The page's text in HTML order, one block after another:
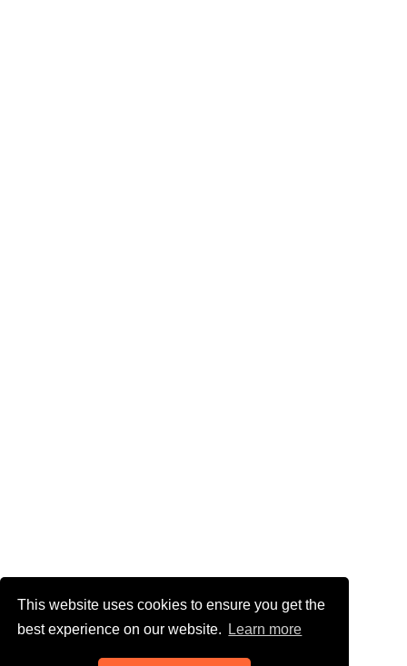
This website uses cookies to ensure you get the
best experience on our website.
Learn more